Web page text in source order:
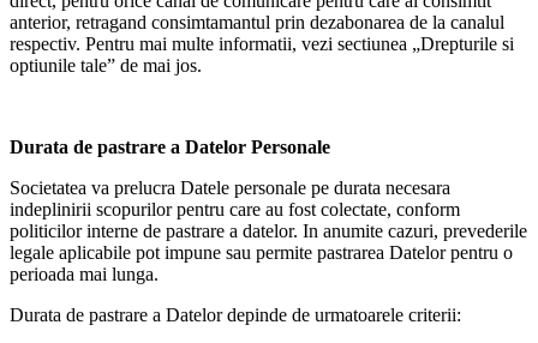
anterior, retragand consimtamantul prin dezabonarea de la canalul
respectiv. Pentru mai multe informatii, vezi sectiunea „Drepturile si
optiunile tale” de mai jos.
Durata de pastrare a Datelor Personale
Societatea va prelucra Datele personale pe durata necesara
indeplinirii scopurilor pentru care au fost colectate, conform
politicilor interne de pastrare a datelor. In anumite cazuri, prevederile
legale aplicabile pot impune sau permite pastrarea Datelor pentru o
perioada mai lunga.
Durata de pastrare a Datelor depinde de urmatoarele criterii: